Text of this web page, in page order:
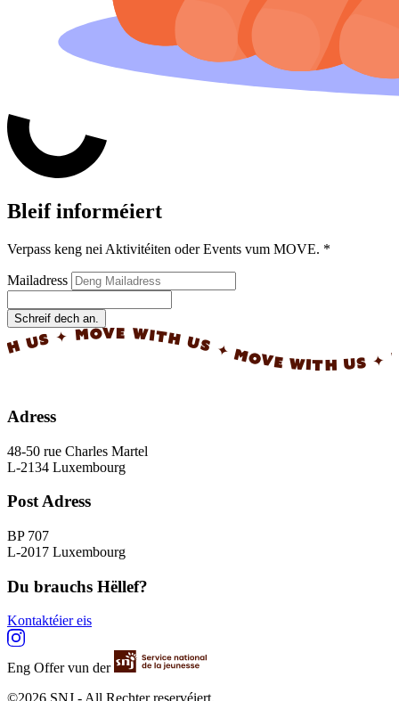
Bleif informéiert
Verpass keng nei Aktivitéiten oder Events vum MOVE. *
Mailadress
Schreif dech an.
✦ MOVE WITH US ✦ MOVE WITH US ✦ MOVE
Adress
48-50 rue Charles Martel
L-2134 Luxembourg
Post Adress
BP 707
L-2017 Luxembourg
Du brauchs Hëllef?
Kontaktéier eis
Eng Offer vun der